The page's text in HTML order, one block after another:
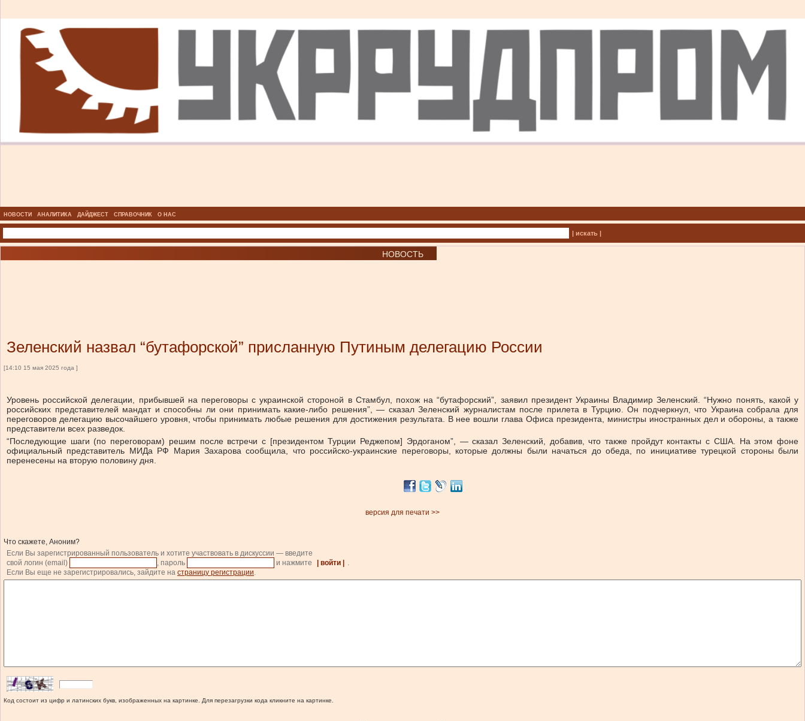
НОВОСТИ АНАЛИТИКА ДАЙДЖЕСТ СПРАВОЧНИК О НАС
| искать |
НОВОСТЬ
Зеленский назвал “бутафорской” присланную Путиным делегацию России
[14:10 15 мая 2025 года ]
Уровень российской делегации, прибывшей на переговоры с украинской стороной в Стамбул, похож на “бутафорский”, заявил президент Украины Владимир Зеленский. “Нужно понять, какой у
российских представителей мандат и способны ли они принимать какие-либо решения”, — сказал Зеленский журналистам после прилета в Турцию. Он подчеркнул, что Украина собрала для
переговоров делегацию высочайшего уровня, чтобы принимать любые решения для достижения результата. В нее вошли глава Офиса президента, министры иностранных дел и обороны, а также
представители всех разведок.
“Последующие шаги (по переговорам) решим после встречи с [президентом Турции Реджепом] Эрдоганом”, — сказал Зеленский, добавив, что также пройдут контакты с США. На этом фоне
официальный представитель МИДа РФ Мария Захарова сообщила, что российско-украинские переговоры, которые должны были начаться до обеда, по инициативе турецкой стороны были
перенесены на вторую половину дня.
версия для печати >>
Что скажете, Аноним?
Если Вы зарегистрированный пользователь и хотите участвовать в дискуссии — введите
свой логин (email)
, пароль и нажмите | войти |
.
Если Вы еще не зарегистрировались, зайдите на страницу регистрации.
Код состоит из цифр и латинских букв, изображенных на картинке. Для перезагрузки кода кликните на картинке.